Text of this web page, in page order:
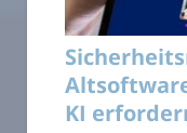
KI